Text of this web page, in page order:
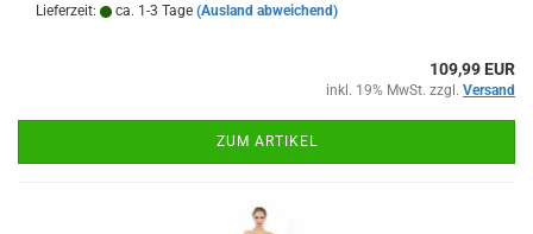
Lieferzeit:
ca. 1-3 Tage (Ausland abweichend)
109,99 EUR
inkl. 19% MwSt. zzgl. Versand
ZUM ARTIKEL